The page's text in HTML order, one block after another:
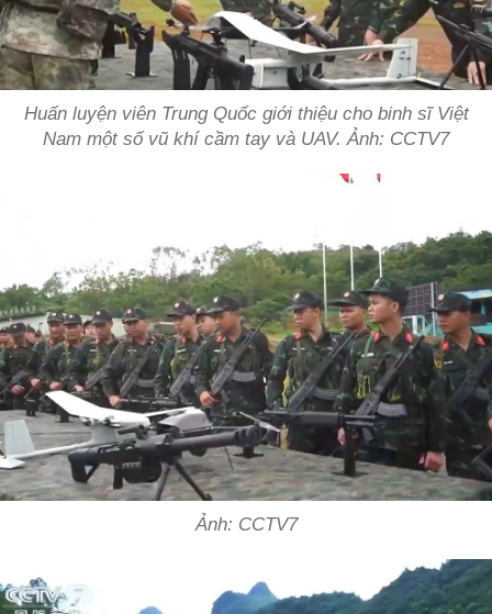
Huấn luyện viên Trung Quốc giới thiệu cho binh sĩ Việt
Nam một số vũ khí cầm tay và UAV. Ảnh: CCTV7
Ảnh: CCTV7